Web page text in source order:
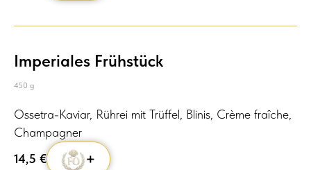
Imperiales Frühstück
450 g
Ossetra-Kaviar, Rührei mit Trüffel, Blinis, Crème fraîche,
Champagner
14,5 € +